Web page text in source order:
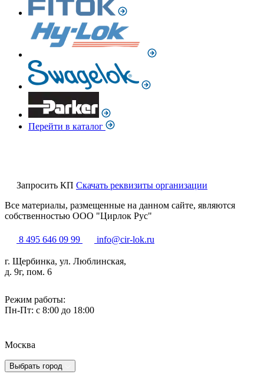
Перейти в каталог
Запросить КП Скачать реквизиты организации
Все материалы, размещенные на данном сайте, являются
собственностью ООО "Цирлок Рус"
8 495 646 09 99 info@cir-lok.ru
г. Щербинка, ул. Люблинская,
д. 9г, пом. 6
Режим работы:
Пн-Пт: с 8:00 до 18:00
Москва
Выбрать город